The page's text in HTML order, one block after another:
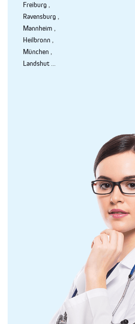
Freiburg ,
Ravensburg ,
Mannheim ,
Heilbronn ,
München ,
Landshut